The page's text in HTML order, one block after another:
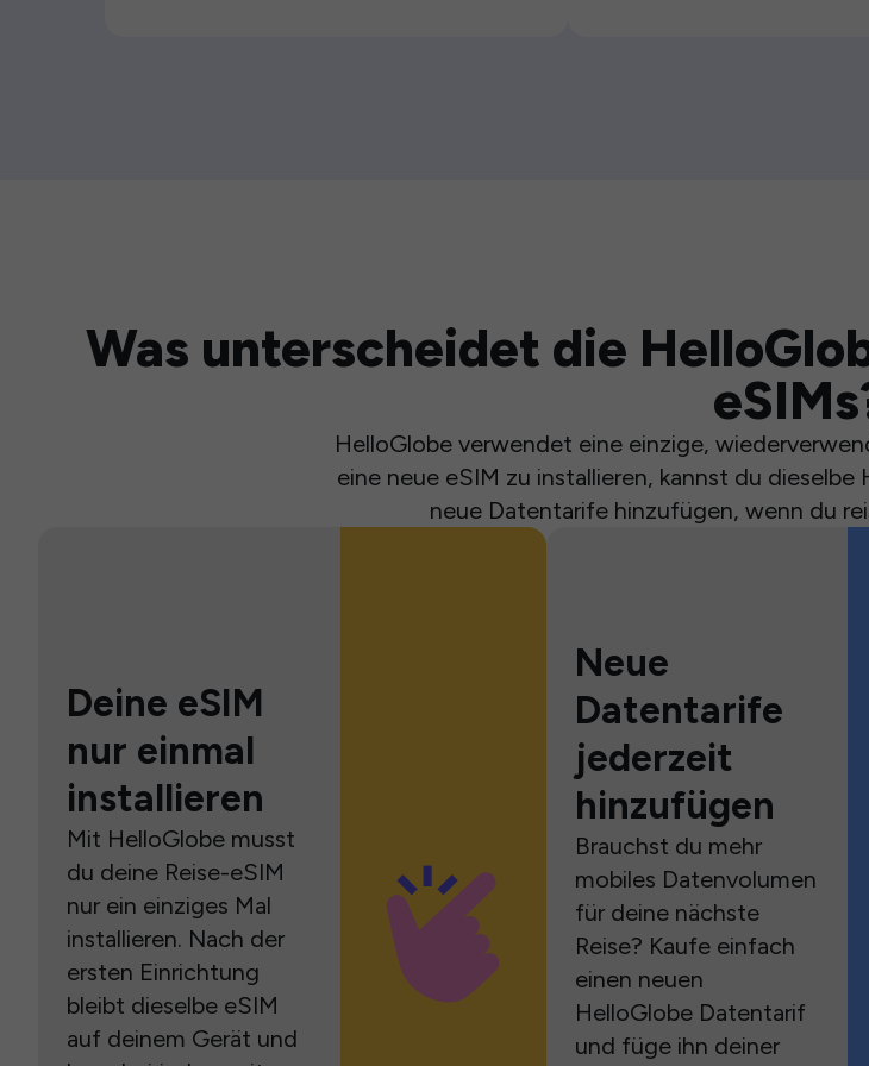
Was unterscheidet die
HelloGlobe verwendet eine einzige,
eine neue eSIM zu installieren, kannst du
neue Datentarife hinzufügen, wenn du
Deine eSIM
nur einmal
installieren
Mit HelloGlobe musst
du deine Reise-eSIM
nur ein einziges Mal
installieren. Nach der
ersten Einrichtung
bleibt dieselbe eSIM
auf deinem Gerät und
Neue
Datentarife
jederzeit
hinzufügen
Brauchst du mehr
mobiles Datenvolumen
für deine nächste
Reise? Kaufe einfach
einen neuen
HelloGlobe Datentarif
und füge ihn deiner